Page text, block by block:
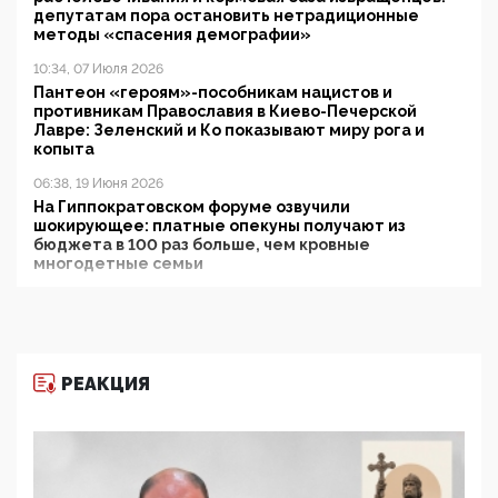
депутатам пора остановить нетрадиционные
методы «спасения демографии»
10:34, 07 Июля 2026
Пантеон «героям»-пособникам нацистов и
противникам Православия в Киево-Печерской
Лавре: Зеленский и Ко показывают миру рога и
копыта
06:38, 19 Июня 2026
На Гиппократовском форуме озвучили
шокирующее: платные опекуны получают из
бюджета в 100 раз больше, чем кровные
многодетные семьи
11:53, 09 Июня 2026
деятельность ИИТО ЮНЕСКО в России, но
цифроглобалисты продолжают определять
повестку в образовании
РЕАКЦИЯ